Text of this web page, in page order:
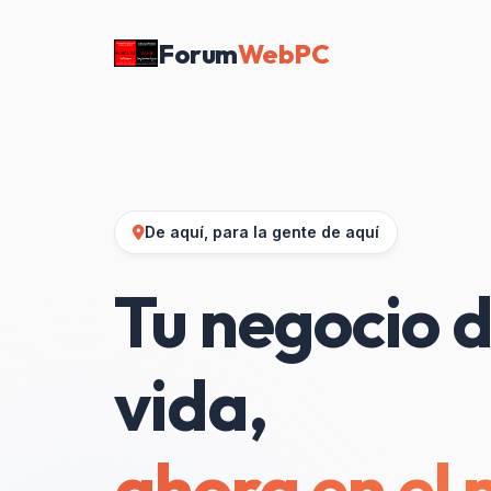
ForumWebPC
De aquí, para la gente de aquí
Tu negocio
vida,